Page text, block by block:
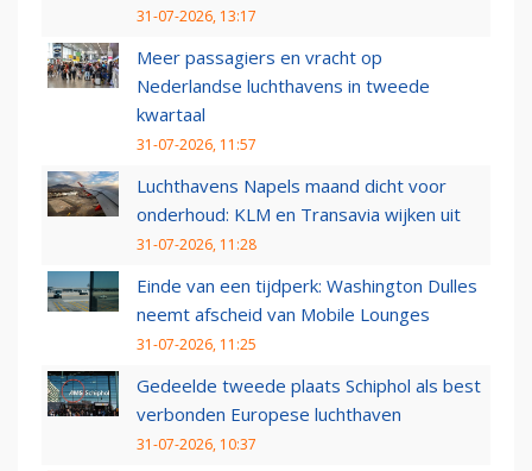
31-07-2026, 13:17
Meer passagiers en vracht op
Nederlandse luchthavens in tweede
kwartaal
31-07-2026, 11:57
Luchthavens Napels maand dicht voor
onderhoud: KLM en Transavia wijken uit
31-07-2026, 11:28
Einde van een tijdperk: Washington Dulles
neemt afscheid van Mobile Lounges
31-07-2026, 11:25
Gedeelde tweede plaats Schiphol als best
verbonden Europese luchthaven
31-07-2026, 10:37